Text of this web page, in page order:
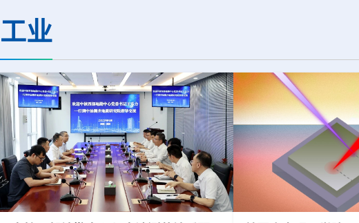
萨斯大学物理与天文系教授迈克尔·默里
和堪萨斯大学杰出教授克里斯托夫·罗永
互...
工业